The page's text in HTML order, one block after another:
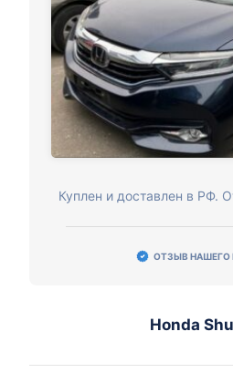
Куплен и доставлен в РФ.
ОТЗЫВ НАШЕГО
Honda